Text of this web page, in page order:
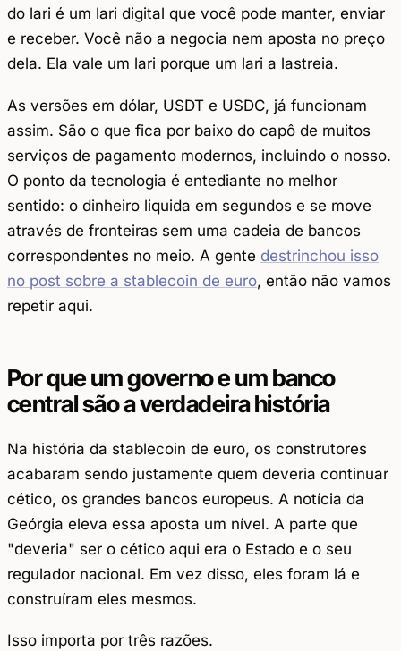
do lari é um lari digital que você pode manter, enviar
e receber. Você não a negocia nem aposta no preço
dela. Ela vale um lari porque um lari a lastreia.
As versões em dólar, USDT e USDC, já funcionam
assim. São o que fica por baixo do capô de muitos
serviços de pagamento modernos, incluindo o nosso.
O ponto da tecnologia é entediante no melhor
sentido: o dinheiro liquida em segundos e se move
através de fronteiras sem uma cadeia de bancos
correspondentes no meio. A gente destrinchou isso
no post sobre a stablecoin de euro, então não vamos
repetir aqui.
Por que um governo e um banco
central são a verdadeira história
Na história da stablecoin de euro, os construtores
acabaram sendo justamente quem deveria continuar
cético, os grandes bancos europeus. A notícia da
Geórgia eleva essa aposta um nível. A parte que
"deveria" ser o cético aqui era o Estado e o seu
regulador nacional. Em vez disso, eles foram lá e
construíram eles mesmos.
Isso importa por três razões.